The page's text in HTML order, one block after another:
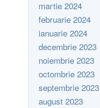
martie 2024
februarie 2024
ianuarie 2024
decembrie 2023
noiembrie 2023
octombrie 2023
septembrie 2023
august 2023